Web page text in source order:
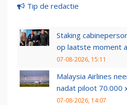
Tip de redactie
Staking
op laatste moment
07-08-2026, 15:11
Malaysia Airlines
nadat piloot 70.000
07-08-2026, 14:07